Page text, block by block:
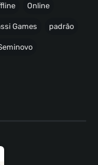
Online
Games padrão